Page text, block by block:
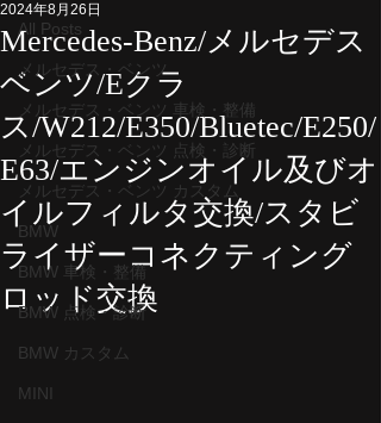
All Posts
メルセデス・ベンツ
メルセデス・ベンツ 車検・整備
メルセデス・ベンツ 点検・診断
メルセデス・ベンツ カスタム
BMW
BMW 車検・整備
BMW 点検・診断
BMW カスタム
MINI
Mercedes-Benz/メルセデス
ベンツ/Eクラ
ス/W212/E350/Bluetec/E250/
E63/エンジンオイル及びオ
イルフィルタ交換/スタビ
ライザーコネクティング
ロッド交換
2024年8月26日